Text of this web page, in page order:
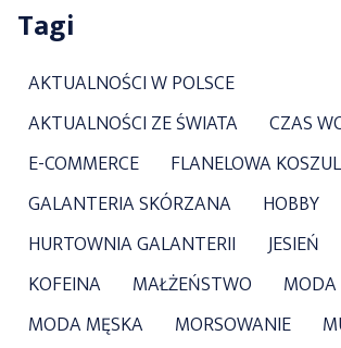
Tagi
AKTUALNOŚCI W POLSCE
AKTUALNOŚCI ZE ŚWIATA
CZAS
E-COMMERCE
FLANELOWA
GALANTERIA SKÓRZANA
HOBBY
HURTOWNIA GALANTERII
JESIEŃ
KOFEINA
MAŁŻEŃSTWO
MODA
MODA MĘSKA
MORSOWANIE